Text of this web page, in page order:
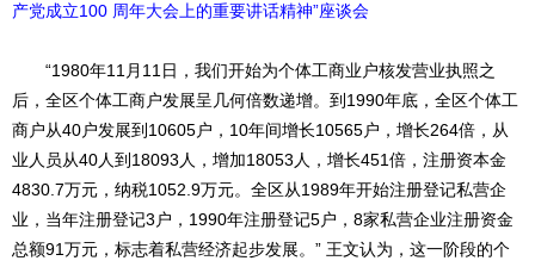
产党成立100 周年大会上的重要讲话精神”座谈会
“1980年11月11日，我们开始为个体工商业户核发营业执照之
后，全区个体工商户发展呈几何倍数递增。到1990年底，全区个体工
商户从40户发展到10605户，10年间增长10565户，增长264倍，从
业人员从40人到18093人，增加18053人，增长451倍，注册资本金
4830.7万元，纳税1052.9万元。全区从1989年开始注册登记私营企
业，当年注册登记3户，1990年注册登记5户，8家私营企业注册资金
总额91万元，标志着私营经济起步发展。” 王文认为，这一阶段的个